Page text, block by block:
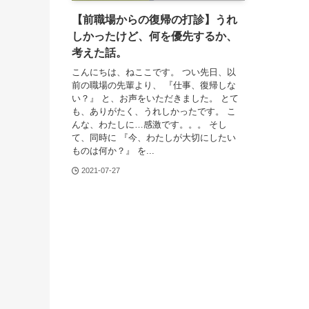
【前職場からの復帰の打診】うれ
しかったけど、何を優先するか、
考えた話。
こんにちは、ねここです。 つい先日、以
前の職場の先輩より、 『仕事、復帰しな
い？』 と、お声をいただきました。 とて
も、ありがたく、うれしかったです。 こ
んな、わたしに…感激です。。。 そし
て、同時に 『今、わたしが大切にしたい
ものは何か？』 を...
2021-07-27